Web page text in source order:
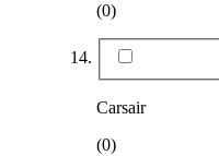
(0)
Carsair
(0)